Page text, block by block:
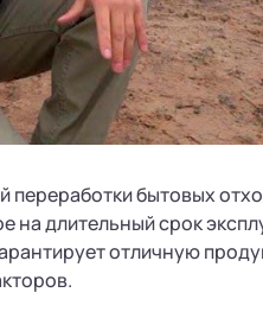
бытовых
на длительный срок
отличную